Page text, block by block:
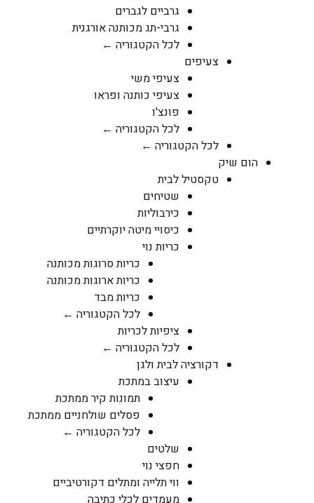
גרביים לגברים
גרבי-תג מכותנה אורגנית
לכל הקטגוריה ←
צעיפים
צעיפי משי
צעיפי כותנה ופראו
פונצ'ו
לכל הקטגוריה ←
לכל הקטגוריה ←
הום שיק
טקסטיל לבית
שטיחים
כירבוליות
כיסויי מיטה יוקרתיים
כריות נוי
כריות סרוגות מכותנה
כריות ארוגות מכותנה
כריות מבד
לכל הקטגוריה ←
ציפיות לכריות
לכל הקטגוריה ←
דקורציה לבית ולגן
עיצוב במתכת
תמונות קיר ממתכת
פסלים שולחניים ממתכת
לכל הקטגוריה ←
שלטים
חפצי נוי
ווי תלייה ומתלים דקורטיביים